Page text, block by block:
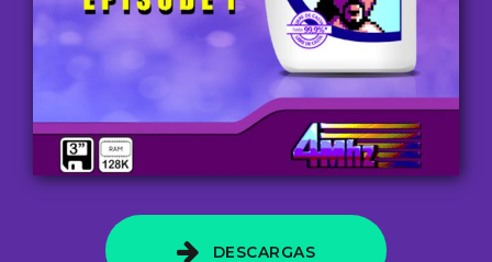
DESCARGAS